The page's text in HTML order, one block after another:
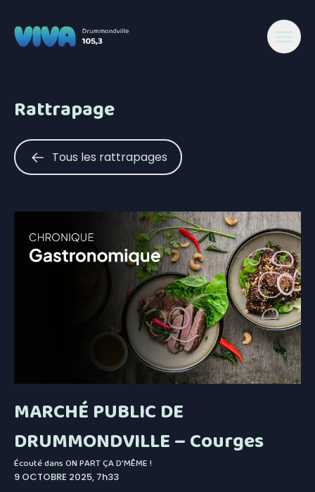
Rattrapage
Tous les rattrapages
MARCHÉ PUBLIC DE
DRUMMONDVILLE – Courges
Écouté dansON PART ÇA D'MÊME !
9 OCTOBRE 2025, 7h33